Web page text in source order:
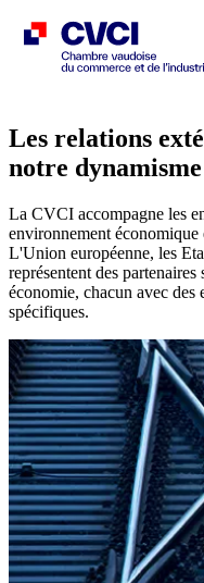
Les relations
notre dynamisme
La CVCI accompagne les
environnement
L'Union européenne, les
représentent des
économie, chacun avec
spécifiques.